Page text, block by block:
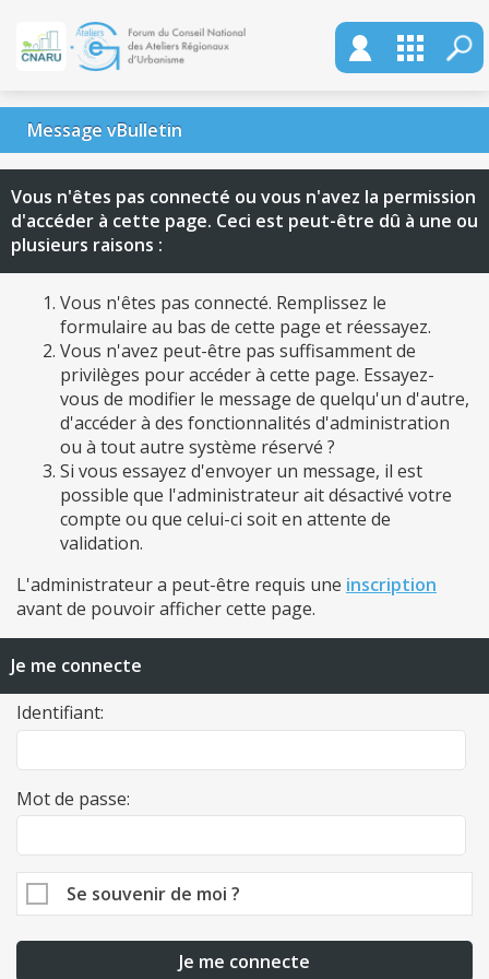
Message vBulletin
Vous n'êtes pas connecté ou vous n'avez la permission
d'accéder à cette page. Ceci est peut-être dû à une ou
plusieurs raisons :
Vous n'êtes pas connecté. Remplissez le
formulaire au bas de cette page et réessayez.
Vous n'avez peut-être pas suffisamment de
privilèges pour accéder à cette page. Essayez-
vous de modifier le message de quelqu'un d'autre,
d'accéder à des fonctionnalités d'administration
ou à tout autre système réservé ?
Si vous essayez d'envoyer un message, il est
possible que l'administrateur ait désactivé votre
compte ou que celui-ci soit en attente de
validation.
L'administrateur a peut-être requis une inscription
avant de pouvoir afficher cette page.
Je me connecte
Identifiant:
Mot de passe:
Se souvenir de moi ?
Je me connecte